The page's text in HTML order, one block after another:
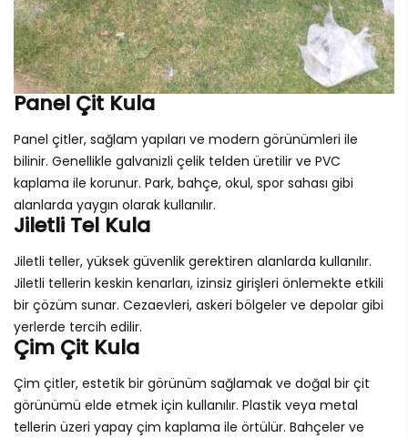
Panel Çit Kula
Panel çitler, sağlam yapıları ve modern görünümleri ile
bilinir. Genellikle galvanizli çelik telden üretilir ve PVC
kaplama ile korunur. Park, bahçe, okul, spor sahası gibi
alanlarda yaygın olarak kullanılır.
Jiletli Tel Kula
Jiletli teller, yüksek güvenlik gerektiren alanlarda kullanılır.
Jiletli tellerin keskin kenarları, izinsiz girişleri önlemekte etkili
bir çözüm sunar. Cezaevleri, askeri bölgeler ve depolar gibi
yerlerde tercih edilir.
Çim Çit Kula
Çim çitler, estetik bir görünüm sağlamak ve doğal bir çit
görünümü elde etmek için kullanılır. Plastik veya metal
tellerin üzeri yapay çim kaplama ile örtülür. Bahçeler ve